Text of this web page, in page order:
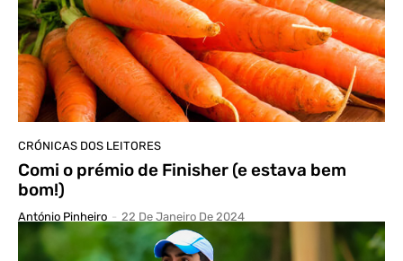
CRÓNICAS DOS LEITORES
Comi o prémio de Finisher (e estava bem
bom!)
António Pinheiro - 22 De Janeiro De 2024